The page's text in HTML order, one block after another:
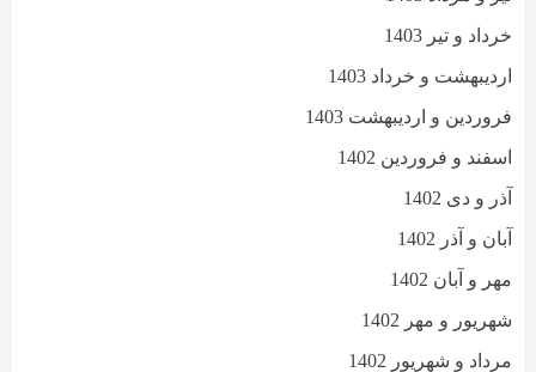
خرداد و تیر 1403
اردیبهشت و خرداد 1403
فروردین و اردیبهشت 1403
اسفند و فروردین 1402
آذر و دی 1402
آبان و آذر 1402
مهر و آبان 1402
شهریور و مهر 1402
مرداد و شهریور 1402